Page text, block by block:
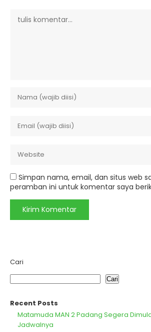
Simpan nama, email, dan situs web
peramban ini untuk komentar saya
Cari
Cari
Recent Posts
Matamuda MAN 2 Padang Segera
Jadwalnya